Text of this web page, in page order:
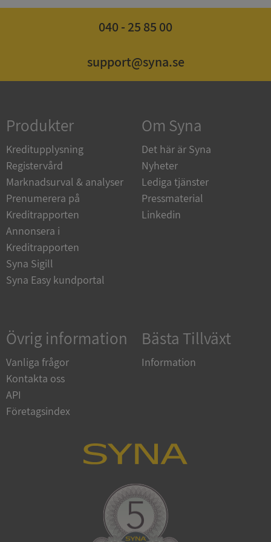
040 - 25 85 00
support@syna.se
Produkter
Kreditupplysning
Registervård
Marknadsurval & analyser
Prenumerera på
Kreditrapporten
Annonsera i
Kreditrapporten
Syna Sigill
Syna Easy kundportal
Om Syna
Det här är Syna
Nyheter
Lediga tjänster
Pressmaterial
Linkedin
Övrig information
Vanliga frågor
Kontakta oss
API
Företagsindex
Bästa Tillväxt
Information
Domän
Corporation
de.syna.se
VISITOR_PRIVACY_METADATA
YouTube
.youtube.com
ASP.NET_SessionId
Corporation
.syna.se
__RequestVerificationToken
Microsoft
Google
Privacy Policy